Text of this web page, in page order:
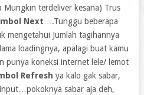
Mungkin terdeliver kesana) Trus
Next….Tunggu beberapa
mengetahui Jumlah tagihannya
loadingnya, apalagi buat kamu
punya koneksi internet lele/ lemot
Refresh ya kalo gak sabar,
sabar aja deh,